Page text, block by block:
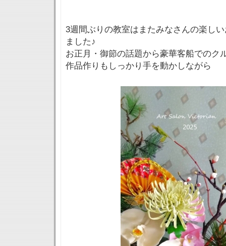
3週間ぶりの教室はまたみなさんの楽し
ました♪
お正月・御節の話題から豪華客船でのク
作品作りもしっかり手を動かしながら